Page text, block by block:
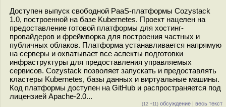
Доступен выпуск свободной PaaS-платформы Cozystack
1.0, построенной на базе Kubernetes. Проект нацелен на
предоставление готовой платформы для хостинг-
провайдеров и фреймворка для построения частных и
публичных облаков. Платформа устанавливается напрямую
на серверы и охватывает все аспекты подготовки
инфраструктуры для предоставления управляемых
сервисов. Cozystack позволяет запускать и предоставлять
кластеры Kubernetes, базы данных и виртуальные машины.
Код платформы доступен на GitHub и распространяется под
лицензией Apache-2.0...
(12 +11) обсуждение | весь текст